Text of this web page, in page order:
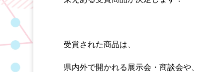
受賞された商品は、
県内外で開かれる展示会・商談会や、